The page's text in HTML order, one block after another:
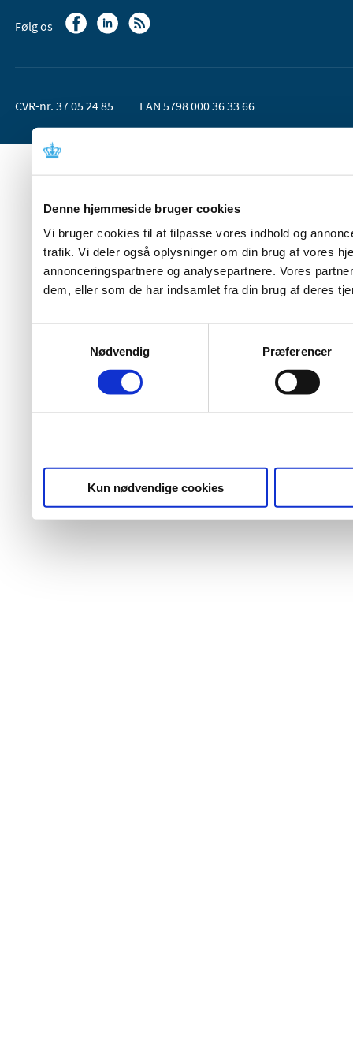
Denne hjemmeside bruger cookies
Vi bruger cookies til at tilpasse vores indhold og
trafik. Vi deler også oplysninger om din brug af vores
annonceringspartnere og analysepartnere. Vores
dem, eller som de har indsamlet fra din brug af deres
Nødvendig
Præferencer
Kun nødvendige cookies
Følg os
CVR-nr. 37 05 24 85 EAN 5798 000 36 33 66